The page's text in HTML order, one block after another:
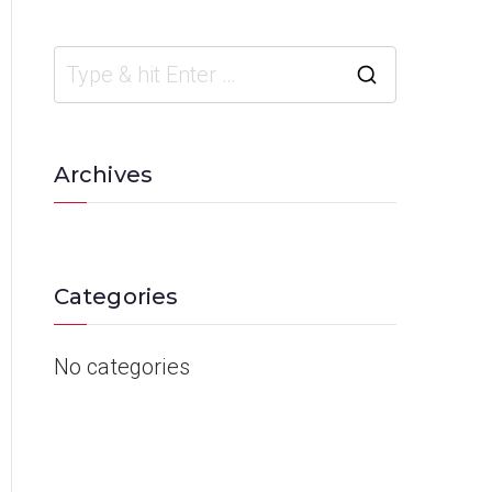
Archives
Categories
No categories